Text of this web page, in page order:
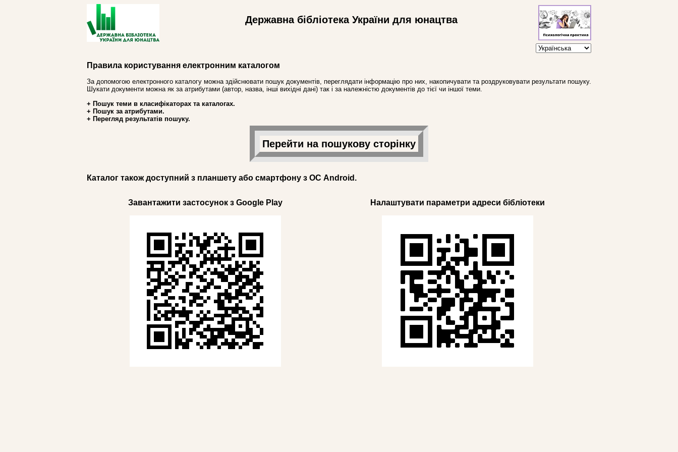
Державна бібліотека України для юнацтва
Правила користування електронним каталогом
За допомогою електронного каталогу можна здійснювати пошук документів, переглядати інформацію про них, накопичувати та роздруковувати результати пошуку.
Шукати документи можна як за атрибутами (автор, назва, інші вихідні дані) так і за належністю документів до тієї чи іншої теми.
+ Пошук теми в класифікаторах та каталогах.
+ Пошук за атрибутами.
+ Перегляд результатів пошуку.
Перейти на пошукову сторінку
Каталог також доступний з планшету або смартфону з ОС Android.
Завантажити застосунок з Google Play Налаштувати параметри адреси бібліотеки